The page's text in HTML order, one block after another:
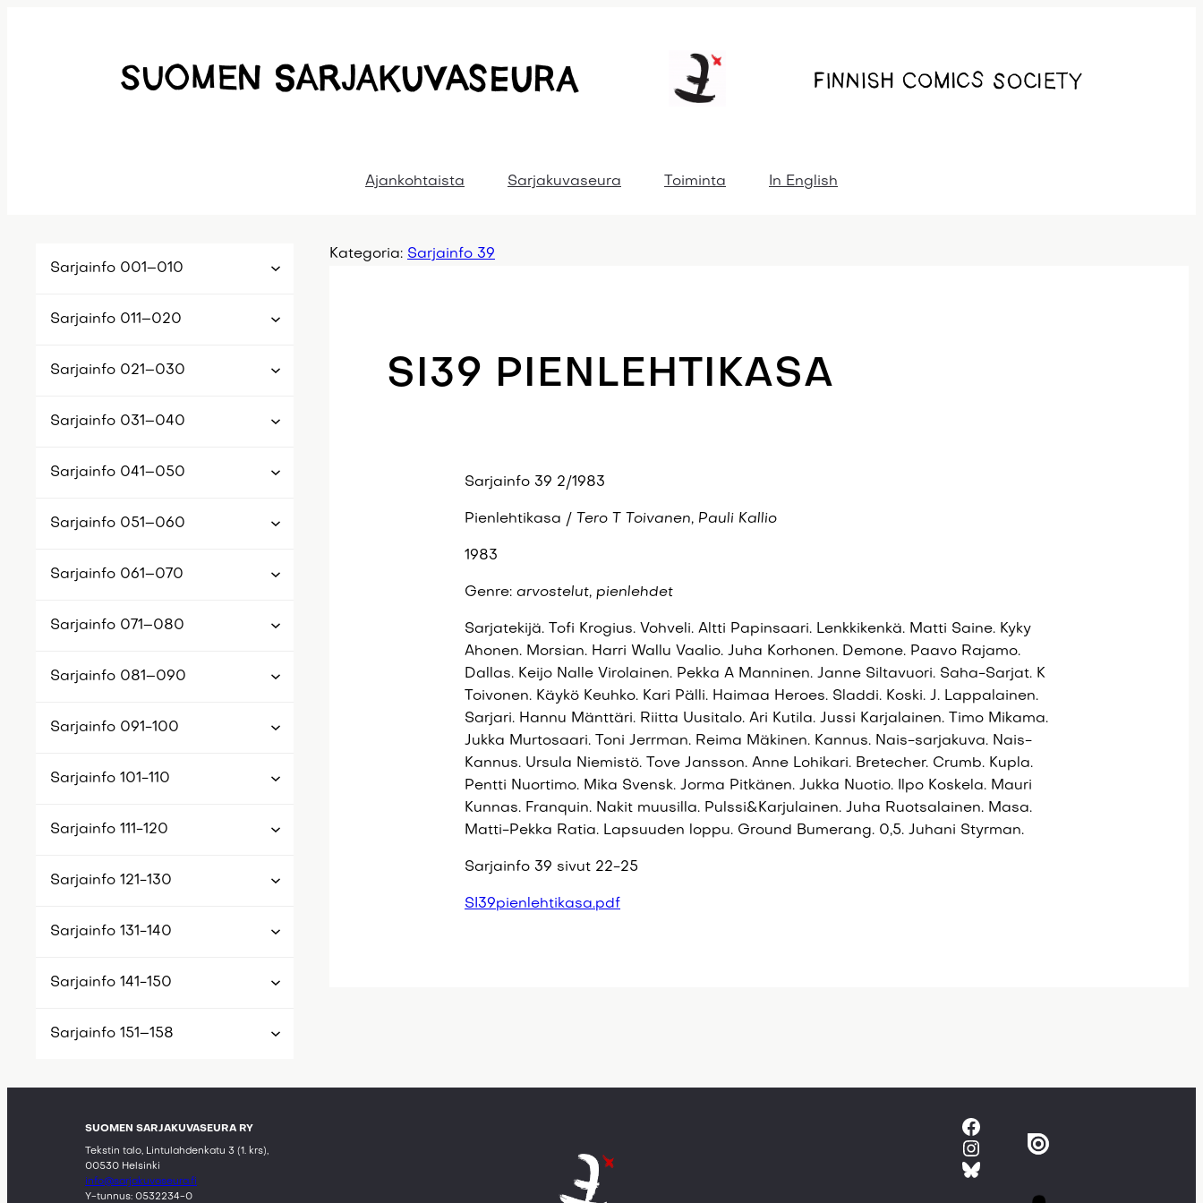
Ajankohtaista Sarjakuvaseura Toiminta In English
Sarjainfo 001–010
Sarjainfo 011–020
Sarjainfo 021–030
Sarjainfo 031–040
Sarjainfo 041–050
Sarjainfo 051–060
Sarjainfo 061–070
Sarjainfo 071–080
Sarjainfo 081–090
Sarjainfo 091-100
Sarjainfo 101-110
Sarjainfo 111-120
Sarjainfo 121-130
Sarjainfo 131-140
Sarjainfo 141-150
Sarjainfo 151–158
Kategoria: Sarjainfo 39
SI39 PIENLEHTIKASA
Sarjainfo 39 2/1983
Pienlehtikasa / Tero T Toivanen, Pauli Kallio
1983
Genre: arvostelut, pienlehdet
Sarjatekijä. Tofi Krogius. Vohveli. Altti Papinsaari. Lenkkikenkä. Matti Saine. Kyky
Ahonen. Morsian. Harri Wallu Vaalio. Juha Korhonen. Demone. Paavo Rajamo.
Dallas. Keijo Nalle Virolainen. Pekka A Manninen. Janne Siltavuori. Saha-Sarjat. K
Toivonen. Käykö Keuhko. Kari Pälli. Haimaa Heroes. Sladdi. Koski. J. Lappalainen.
Sarjari. Hannu Mänttäri. Riitta Uusitalo. Ari Kutila. Jussi Karjalainen. Timo Mikama.
Jukka Murtosaari. Toni Jerrman. Reima Mäkinen. Kannus. Nais-sarjakuva. Nais-
Kannus. Ursula Niemistö. Tove Jansson. Anne Lohikari. Bretecher. Crumb. Kupla.
Pentti Nuortimo. Mika Svensk. Jorma Pitkänen. Jukka Nuotio. Ilpo Koskela. Mauri
Kunnas. Franquin. Nakit muusilla. Pulssi&Karjulainen. Juha Ruotsalainen. Masa.
Matti-Pekka Ratia. Lapsuuden loppu. Ground Bumerang. 0,5. Juhani Styrman.
Sarjainfo 39 sivut 22-25
SI39pienlehtikasa.pdf
SUOMEN SARJAKUVASEURA RY
Tekstin talo, Lintulahdenkatu 3 (1. krs),
00530 Helsinki
info@sarjakuvaseura.fi
Y-tunnus: 0532234-0
Facebook
Instagram
Bluesky